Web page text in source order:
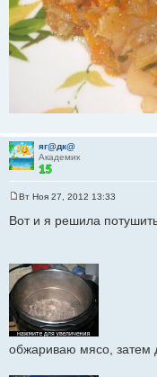
яг@дк@
Академик
о
н
и
Вт Ноя 27, 2012 13:33
Вот и я решила
обжариваю мясо, затем